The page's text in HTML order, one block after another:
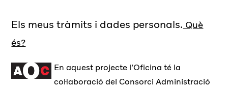
Els meus tràmits i dades personals. Què
és?
En aquest projecte l’Oficina té la
col·laboració del Consorci Administració